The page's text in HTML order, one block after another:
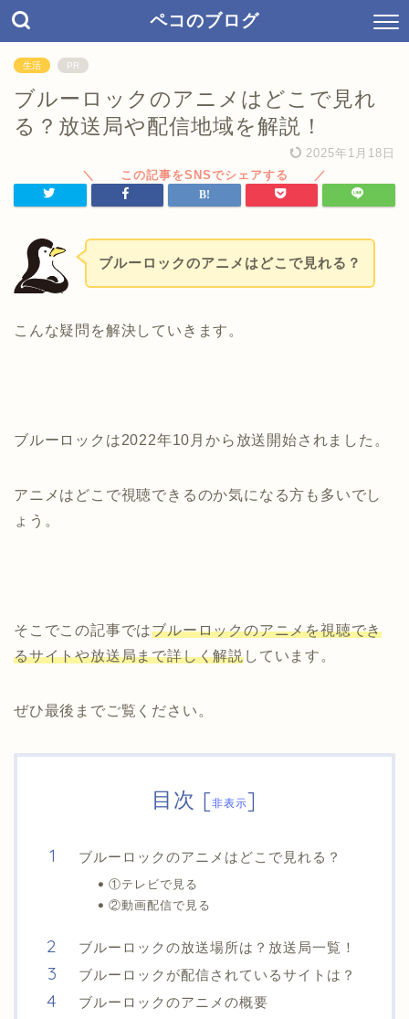
ペコのブログ
生活 PR
ブルーロックのアニメはどこで見れ
る？放送局や配信地域を解説！
2025年1月18日
ブルーロックのアニメはどこで見れる？
こんな疑問を解決していきます。
ブルーロックは2022年10月から放送開始されました。
アニメはどこで視聴できるのか気になる方も多いでし
ょう。
そこでこの記事ではブルーロックのアニメを視聴でき
るサイトや放送局まで詳しく解説しています。
ぜひ最後までご覧ください。
目次 [非表示]
ブルーロックのアニメはどこで見れる？
①テレビで見る
②動画配信で見る
ブルーロックの放送場所は？放送局一覧！
ブルーロックが配信されているサイトは？
ブルーロックのアニメの概要